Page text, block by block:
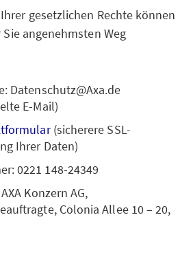
gesetzlichen Rechte können
angenehmsten Weg
Datenschutz@Axa.de
E-Mail)
(sicherere SSL-
Ihrer Daten)
0221 148-24349
Konzern AG,
Colonia Allee 10 – 20,